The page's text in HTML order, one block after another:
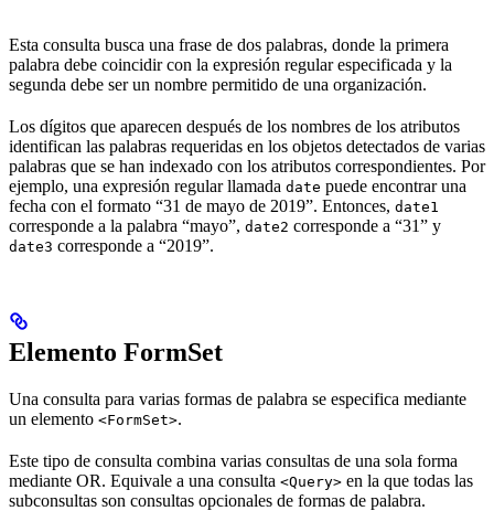
Esta consulta busca una frase de dos palabras, donde la primera
palabra debe coincidir con la expresión regular especificada y la
segunda debe ser un nombre permitido de una organización.
Los dígitos que aparecen después de los nombres de los atributos
identifican las palabras requeridas en los objetos detectados de varias
palabras que se han indexado con los atributos correspondientes. Por
ejemplo, una expresión regular llamada date puede encontrar una
fecha con el formato “31 de mayo de 2019”. Entonces, date1
corresponde a la palabra “mayo”, date2 corresponde a “31” y
date3 corresponde a “2019”.
Elemento FormSet
Una consulta para varias formas de palabra se especifica mediante
un elemento <FormSet>.
Este tipo de consulta combina varias consultas de una sola forma
mediante OR. Equivale a una consulta <Query> en la que todas las
subconsultas son consultas opcionales de formas de palabra.